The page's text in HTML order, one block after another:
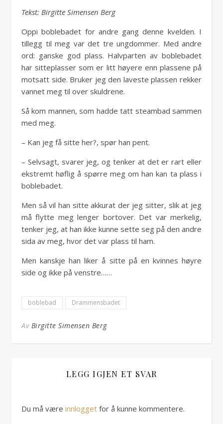
Tekst: Birgitte Simensen Berg
Oppi boblebadet for andre gang denne kvelden. I
tillegg til meg var det tre ungdommer. Med andre
ord: ganske god plass. Halvparten av boblebadet
har sitteplasser som er litt høyere enn plassene på
motsatt side. Bruker jeg den laveste plassen rekker
vannet meg til over skuldrene.
Så kom mannen, som hadde tatt steambad sammen
med meg.
– Kan jeg få sitte her?, spør han pent.
– Selvsagt, svarer jeg, og tenker at det er rart eller
ekstremt høflig å spørre meg om han kan ta plass i
boblebadet.
Men så vil han sitte akkurat der jeg sitter, slik at jeg
må flytte meg lenger bortover. Det var merkelig,
tenker jeg, at han ikke kunne sette seg på den andre
sida av meg, hvor det var plass til ham.
Men kanskje han liker å sitte på en kvinnes høyre
side og ikke på venstre……
boblebad Drammensbadet
Av Birgitte Simensen Berg
LEGG IGJEN ET SVAR
Du må være innlogget for å kunne kommentere.